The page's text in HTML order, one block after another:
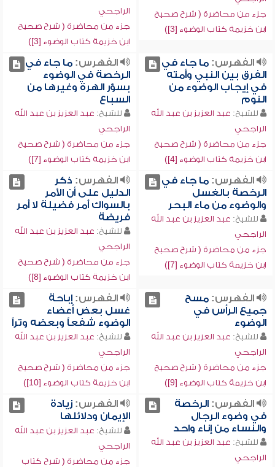
جزء من محاضرة ( شرح صحيح
ابن خزيمة كتاب الوضوء [3])
الراجحي
جزء من محاضرة ( شرح صحيح
ابن خزيمة كتاب الوضوء [3])
الفهرس:ما جاء في
الفرق بين النبي وأمته
في إيجاب الوضوء من
النوم
للشيخ: عبد العزيز بن عبد الله
الراجحي
جزء من محاضرة ( شرح صحيح
ابن خزيمة كتاب الوضوء [4])
الفهرس:ما جاء في
الرخصة في الوضوء
بسؤر الهرة وغيرها من
السباع
للشيخ: عبد العزيز بن عبد الله
الراجحي
جزء من محاضرة ( شرح صحيح
ابن خزيمة كتاب الوضوء [7])
الفهرس:ما جاء في
الرخصة بالغسل
والوضوء من ماء البحر
للشيخ: عبد العزيز بن عبد الله
الراجحي
جزء من محاضرة ( شرح صحيح
ابن خزيمة كتاب الوضوء [7])
الفهرس: ذكر
الدليل على أن الأمر
بالسواك أمر فضيلة لا أمر
فريضة
للشيخ: عبد العزيز بن عبد الله
الراجحي
جزء من محاضرة ( شرح صحيح
ابن خزيمة كتاب الوضوء [8])
الفهرس:مسح
جميع الرأس في
الوضوء
للشيخ: عبد العزيز بن عبد الله
الراجحي
جزء من محاضرة ( شرح صحيح
ابن خزيمة كتاب الوضوء [9])
الفهرس:إباحة
غسل بعض أعضاء
الوضوء شفعاً وبعضه وتراً
للشيخ: عبد العزيز بن عبد الله
الراجحي
جزء من محاضرة ( شرح صحيح
ابن خزيمة كتاب الوضوء [10])
الفهرس:الرخصة
في وضوء الرجال
والنساء من إناء واحد
للشيخ: عبد العزيز بن عبد الله
الراجحي
الفهرس:زيادة
الإيمان ودلائلها
للشيخ: عبد العزيز بن عبد الله
الراجحي
جزء من محاضرة ( شرح كتاب